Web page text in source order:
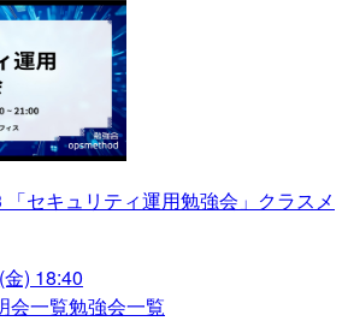
セキュリティ運用勉強会」クラスメ
) 18:40
会一覧勉強会一覧